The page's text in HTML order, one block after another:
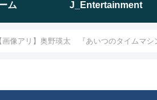
ム J_Entertainment
画像アリ】奥野瑛太 『あいつのタイムマ